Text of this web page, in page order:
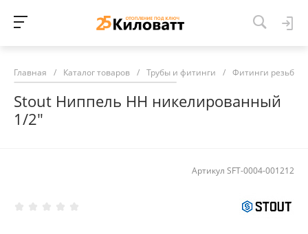
Главная / Каталог товаров / Трубы и фитинги / Фитинги
Stout Ниппель HH никелированный
1/2"
Артикул SFT-0004-001212